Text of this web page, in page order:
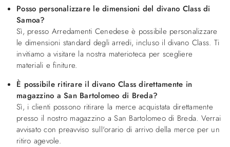
Posso personalizzare le dimensioni del divano Class di
Samoa?
Sì, presso Arredamenti Cenedese è possibile personalizzare
le dimensioni standard degli arredi, incluso il divano Class. Ti
invitiamo a visitare la nostra materioteca per scegliere
materiali e finiture.
È possibile ritirare il divano Class direttamente in
magazzino a San Bartolomeo di Breda?
Sì, i clienti possono ritirare la merce acquistata direttamente
presso il nostro magazzino a San Bartolomeo di Breda. Verrai
avvisato con preavviso sull'orario di arrivo della merce per un
ritiro agevole.